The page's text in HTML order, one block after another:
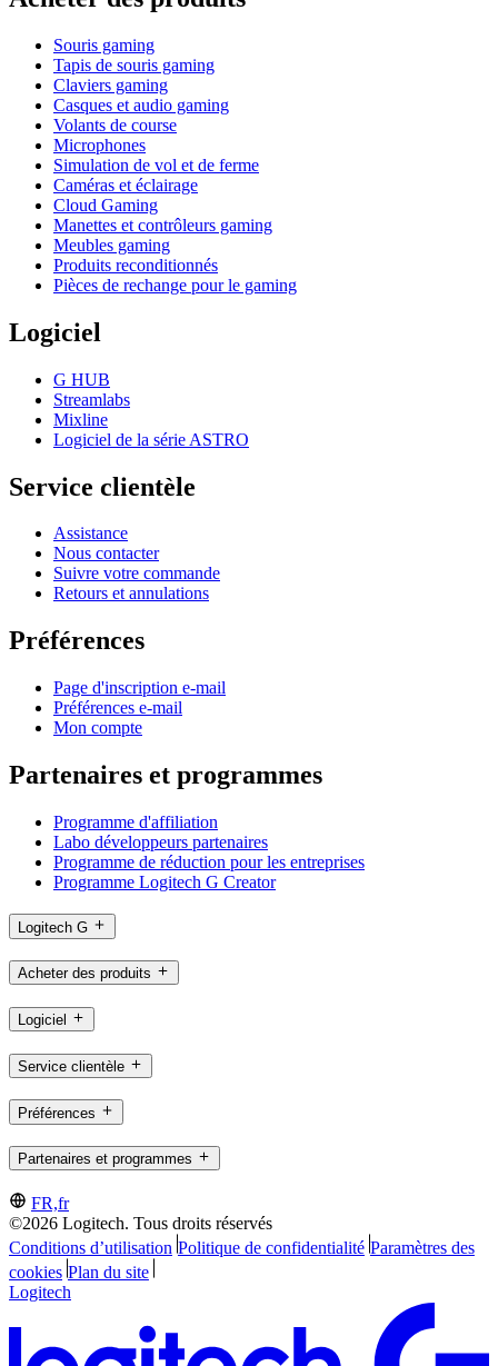
Souris gaming
Tapis de souris gaming
Claviers gaming
Casques et audio gaming
Volants de course
Microphones
Simulation de vol et de ferme
Caméras et éclairage
Cloud Gaming
Manettes et contrôleurs gaming
Meubles gaming
Produits reconditionnés
Pièces de rechange pour le gaming
Logiciel
G HUB
Streamlabs
Mixline
Logiciel de la série ASTRO
Service clientèle
Assistance
Nous contacter
Suivre votre commande
Retours et annulations
Préférences
Page d'inscription e-mail
Préférences e-mail
Mon compte
Partenaires et programmes
Programme d'affiliation
Labo développeurs partenaires
Programme de réduction pour les entreprises
Programme Logitech G Creator
Logitech G
Acheter des produits
Logiciel
Service clientèle
Préférences
Partenaires et programmes
FR,fr
©2026 Logitech. Tous droits réservés
Conditions d’utilisation Politique de confidentialité Paramètres des
cookies Plan du site
Logitech